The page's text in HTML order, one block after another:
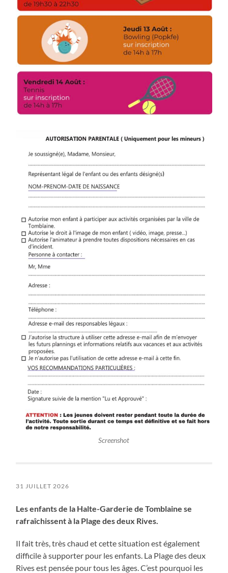
Screenshot
31 JUILLET 2026
Les enfants de la Halte-Garderie de Tomblaine se
rafraîchissent à la Plage des deux Rives.
Il fait très, très chaud et cette situation est également
difficile à supporter pour les enfants. La Plage des deux
Rives est pensée pour tous les âges. C’est pourquoi les